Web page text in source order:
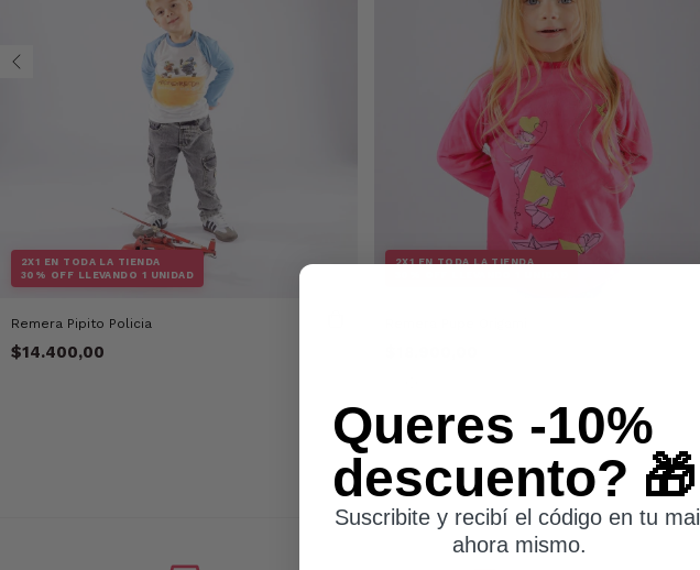
2X1 EN TODA LA TIENDA
30% OFF LLEVANDO 1 UNIDAD
Remera Pipito Policia
$14.400,00
2X1 EN TODA LA TIENDA
Queres -10%
descuento? 🎁
Suscribite y recibí el código en tu mail
ahora mismo.